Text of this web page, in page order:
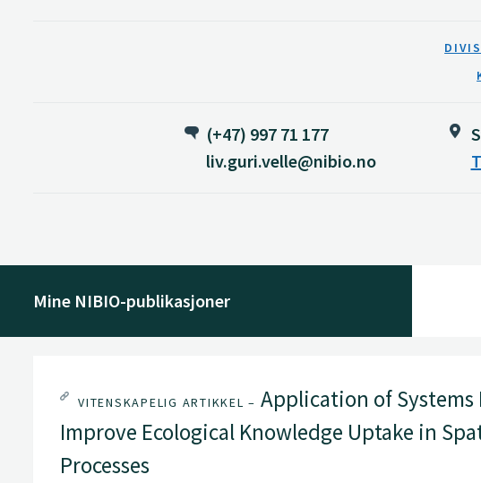
(+47) 997 71 177
liv.guri.velle@nibio.no
Mine NIBIO-publikasjoner
VITENSKAPELIG ARTIKKEL – Application of
Improve Ecological Knowledge Uptake in
Processes